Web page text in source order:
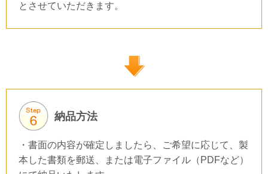
とさせていただきます。
納品方法
・書面の内容が確定しましたら、ご希望に応じて、製
本した書類を郵送、または電子ファイル（PDFなど）